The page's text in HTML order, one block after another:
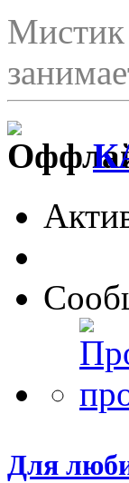
Мистик
Для